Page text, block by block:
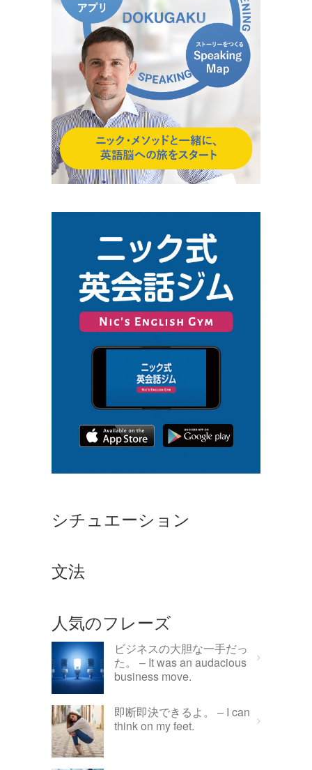
シチュエーション
文法
人気のフレーズ
ビジネスの大胆な一手だっ
た。 – It was an audacious
business move.
即断即決できるよ。 – I can
think on my feet.